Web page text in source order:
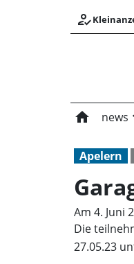
how_to_reg
home news
Apelern
Am 4. Juni
Die
27.05.23